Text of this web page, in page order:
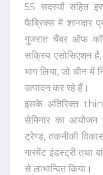
55 सदस्यों सहित
फैब्रिक्स में शानदार
गुजरात चैंबर ऑफ
सक्रिय एसोसिएशन
भाग लिया, जो चीन में
उत्पादन कर रहे हैं।
इसके अतिरिक्त
सेमिनार का आयोजन
ट्रेण्ड, तकनीकी
गारमेंट इंडस्ट्री तथा
से लाभान्वित किया।